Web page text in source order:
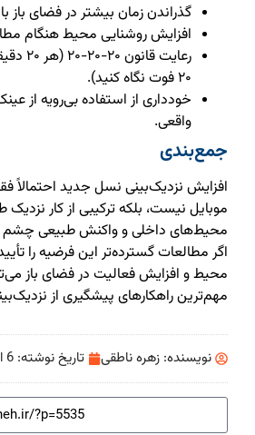
گذراندن زمان بیشتر در فضای باز
افزایش روشنایی محیط هنگام
۲۰ فوت نگاه کنید).
خودداری از استفاده بی‌رویه از عینک
واقعی.
جمع‌بندی
افزایش نزدیک‌بینی نسل جدید احتمالاً
موبایل نیست، بلکه ترکیبی از کار نزدیک
محیط‌های داخلی و واکنش طبیعی چشم
اگر مطالعات گسترده‌تر این فرضیه را
محیط و افزایش فعالیت در فضای باز
مهم‌ترین راهکارهای پیشگیری از
نویسنده: زهره ناطقی تاریخ نوشته: 6 اسفند 1404